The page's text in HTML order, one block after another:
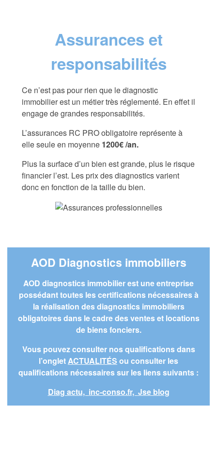
Assurances et
responsabilités
Ce n’est pas pour rien que le diagnostic
immobilier est un métier très réglementé. En effet il
engage de grandes responsabilités.
L’assurances RC PRO obligatoire représente à
elle seule en moyenne 1200€ /an.
Plus la surface d’un bien est grande, plus le risque
financier l’est. Les prix des diagnostics varient
donc en fonction de la taille du bien.
AOD Diagnostics immobiliers
AOD diagnostics immobilier est une entreprise
possédant toutes les certifications nécessaires à
la réalisation des diagnostics immobiliers
obligatoires dans le cadre des ventes et locations
de biens fonciers.
Vous pouvez consulter nos qualifications dans
l’ongletACTUALITÉS ou consulter les
qualifications nécessaires sur les liens suivants :
Diag actu, inc-conso.fr, Jse blog